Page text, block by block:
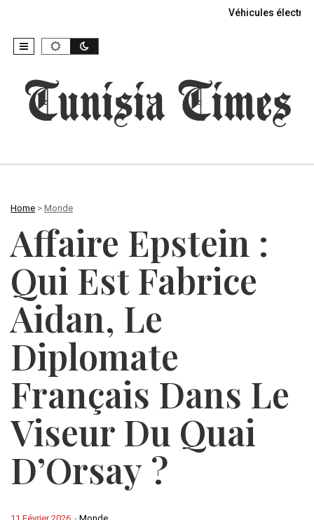
Véhicules
Home > Monde
Affaire Epstein :
Qui Est Fabrice
Aidan, Le
Diplomate
Français Dans Le
Viseur Du Quai
D’Orsay ?